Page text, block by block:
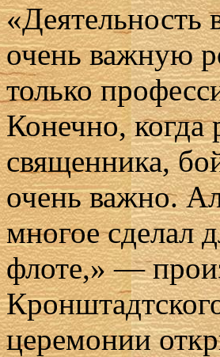
«Деятельность
очень важную
только
Конечно, когда
священника,
очень важно.
многое сделал
флоте,» —
церемонии